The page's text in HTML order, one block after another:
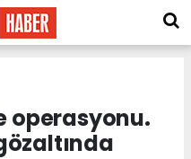
operasyonu.